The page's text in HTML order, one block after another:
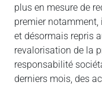
plus en mesure de
premier notamment,
et désormais repris
revalorisation de la
responsabilité
derniers mois, des